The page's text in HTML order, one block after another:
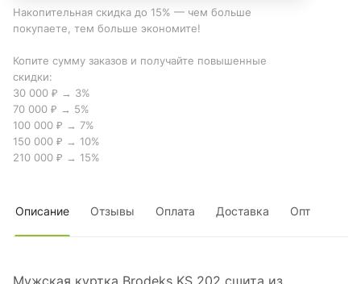
Накопительная скидка до 15% — чем больше
покупаете, тем больше экономите!
Копите сумму заказов и получайте повышенные
скидки:
30 000 ₽ → 3%
70 000 ₽ → 5%
100 000 ₽ → 7%
150 000 ₽ → 10%
210 000 ₽ → 15%
Описание Отзывы Оплата Доставка Опт